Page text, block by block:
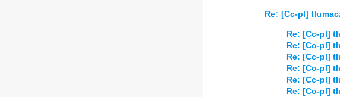
Re: [Cc-pl]
Re: [Cc-pl]
Re: [Cc-pl]
Re: [Cc-pl]
Re: [Cc-pl]
Re: [Cc-pl]
Re: [Cc-pl]